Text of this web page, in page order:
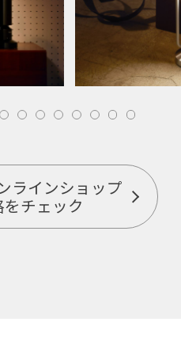
ラインショップ
チェック